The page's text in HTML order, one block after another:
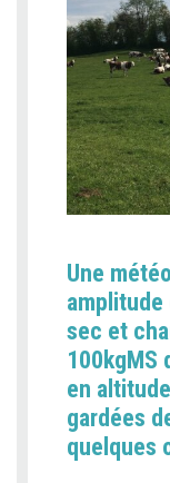
Une
sec et
100kgMS
en
gardées
quelques